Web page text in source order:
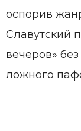
оспорив
Славутский
вечеров»
ложного